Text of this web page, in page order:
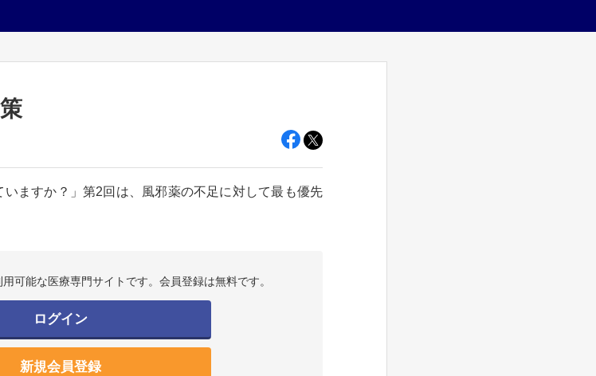
ますか？」第2回は、風邪薬の不足に対して最も優先
可能な医療専門サイトです。会員登録は無料です。
ログイン
新規会員登録